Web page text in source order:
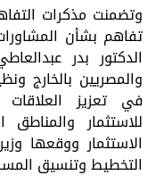
وتضمنت مذكرات
تفاهم بشأن
الدكتور بدر
والمصريين بالخارج
في تعزيز العلاقات
للاستثمار والمناطق
الاستثمار ووقعها
التخطيط وتنسيق